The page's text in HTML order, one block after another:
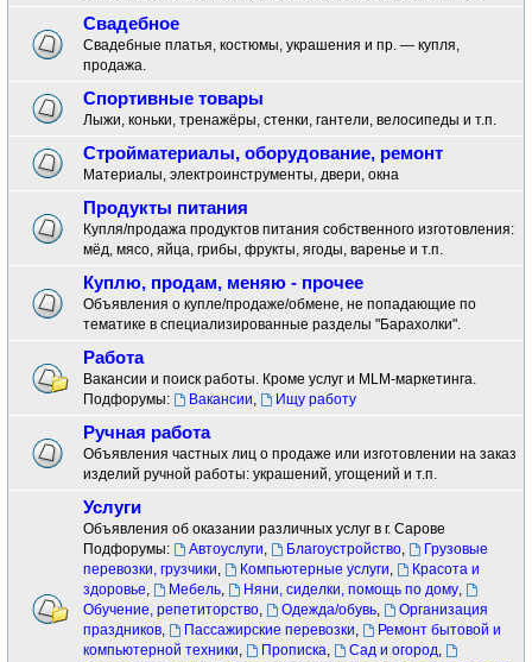
Свадебное
Свадебные платья, костюмы, украшения и пр. — купля,
продажа.
Спортивные товары
Лыжи, коньки, тренажёры, стенки, гантели, велосипеды и т.п.
Стройматериалы, оборудование, ремонт
Материалы, электроинструменты, двери, окна
Продукты питания
Купля/продажа продуктов питания собственного изготовления:
мёд, мясо, яйца, грибы, фрукты, ягоды, варенье и т.п.
Куплю, продам, меняю - прочее
Объявления о купле/продаже/обмене, не попадающие по
тематике в специализированные разделы "Барахолки".
Работа
Вакансии и поиск работы. Кроме услуг и MLM-маркетинга.
Подфорумы:
Вакансии, Ищу работу
Ручная работа
Объявления частных лиц о продаже или изготовлении на заказ
изделий ручной работы: украшений, угощений и т.п.
Услуги
Объявления об оказании различных услуг в г. Сарове
Подфорумы:
Автоуслуги, Благоустройство,
Грузовые
перевозки, грузчики, Компьютерные услуги,
Красота и
здоровье, Мебель, Няни, сиделки, помощь по дому,
Обучение, репетиторство, Одежда/обувь,
Организация
праздников, Пассажирские перевозки,
Ремонт бытовой и
компьютерной техники, Прописка, Сад и огород,